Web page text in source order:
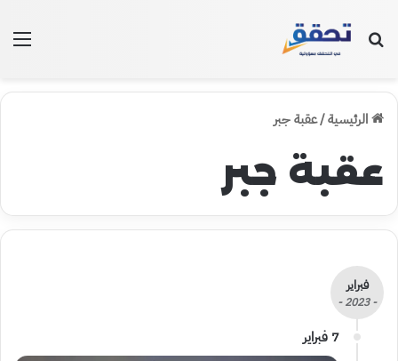
بحث عن
الرئيسية/عقبة جبر
عقبة جبر
فبراير
- 2023 -
7 فبراير